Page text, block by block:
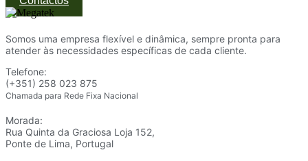
Somos uma empresa flexível e dinâmica, sempre pronta para
atender às necessidades específicas de cada cliente.
Telefone:
(+351) 258 023 875
Chamada para Rede Fixa Nacional
Morada:
Rua Quinta da Graciosa Loja 152,
Ponte de Lima, Portugal